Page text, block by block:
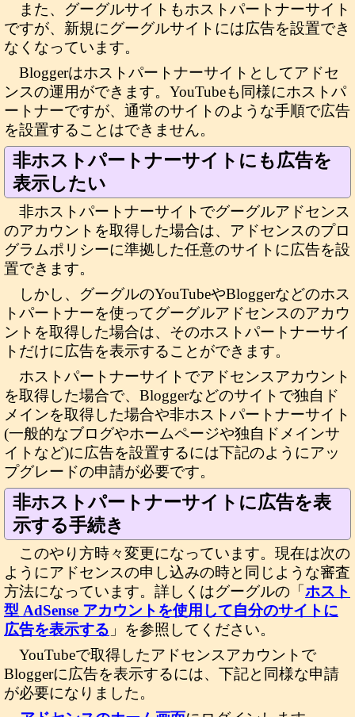
また、グーグルサイトもホストパートナーサイト
ですが、新規にグーグルサイトには広告を設置でき
なくなっています。
Bloggerはホストパートナーサイトとしてアドセ
ンスの運用ができます。YouTubeも同様にホストパ
ートナーですが、通常のサイトのような手順で広告
を設置することはできません。
非ホストパートナーサイトにも広告を
表示したい
非ホストパートナーサイトでグーグルアドセンス
のアカウントを取得した場合は、アドセンスのプロ
グラムポリシーに準拠した任意のサイトに広告を設
置できます。
しかし、グーグルのYouTubeやBloggerなどのホス
トパートナーを使ってグーグルアドセンスのアカウ
ントを取得した場合は、そのホストパートナーサイ
トだけに広告を表示することができます。
ホストパートナーサイトでアドセンスアカウント
を取得した場合で、Bloggerなどのサイトで独自ド
メインを取得した場合や非ホストパートナーサイト
(一般的なブログやホームページや独自ドメインサ
イトなど)に広告を設置するには下記のようにアッ
プグレードの申請が必要です。
非ホストパートナーサイトに広告を表
示する手続き
このやり方時々変更になっています。現在は次の
ようにアドセンスの申し込みの時と同じような審査
方法になっています。詳しくはグーグルの「 ホスト
型 AdSense アカウントを使用して自分のサイトに
広告を表示する 」を参照してください。
YouTubeで取得したアドセンスアカウントで
Bloggerに広告を表示するには、下記と同様な申請
が必要になりました。